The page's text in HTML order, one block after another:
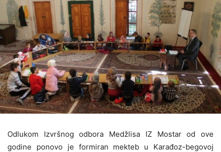
Odlukom Izvršnog odbora Medžlisa IZ Mostar od ove
godine ponovo je formiran mekteb u Karađoz-begovoj